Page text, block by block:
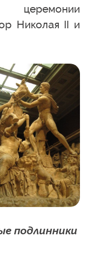
Николая II и
подлинники